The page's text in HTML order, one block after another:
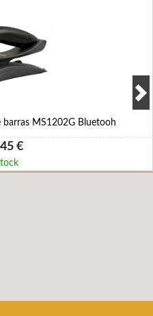
MS1202G Bluetooh
€